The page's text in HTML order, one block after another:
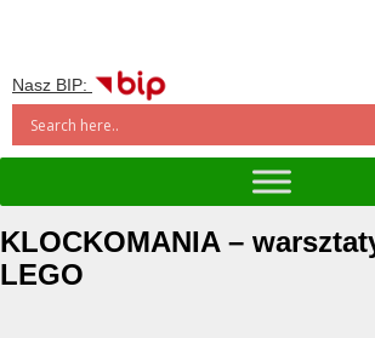
Nasz BIP:
KLOCKOMANIA –
LEGO